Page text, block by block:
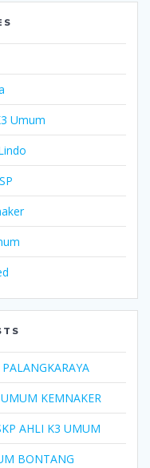
Umum
KEMNAKER
AHLI K3 UMUM
BONTANG